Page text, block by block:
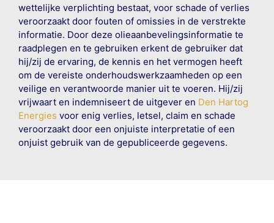
wettelijke verplichting bestaat, voor schade of verlies
veroorzaakt door fouten of omissies in de verstrekte
informatie. Door deze olieaanbevelingsinformatie te
raadplegen en te gebruiken erkent de gebruiker dat
hij/zij de ervaring, de kennis en het vermogen heeft
om de vereiste onderhoudswerkzaamheden op een
veilige en verantwoorde manier uit te voeren. Hij/zij
vrijwaart en indemniseert de uitgever en Den Hartog
Energies voor enig verlies, letsel, claim en schade
veroorzaakt door een onjuiste interpretatie of een
onjuist gebruik van de gepubliceerde gegevens.